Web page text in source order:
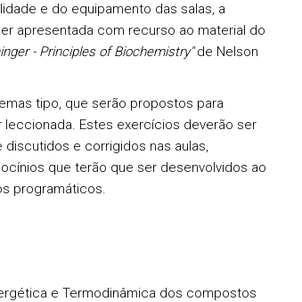
e do equipamento das salas, a
apresentada com recurso ao material do
- Principles of Biochemistry"de Nelson
tipo, que serão propostos para
Estes exercícios deverão ser
e corrigidos nas aulas,
que terão que ser desenvolvidos ao
programáticos.
e Termodinâmica dos compostos